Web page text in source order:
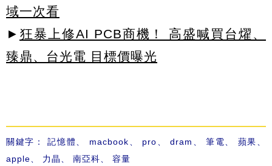
域一次看
► 狂暴上修AI PCB商機！ 高盛喊買台燿、
臻鼎、台光電 目標價曝光
關鍵字：記憶體、 macbook、 pro、 dram 、 筆電、 蘋果、
apple、 力晶、 南亞科、 容量